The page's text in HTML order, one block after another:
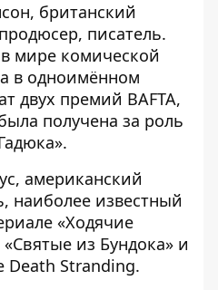
британский
писатель.
мире комической
в одноимённом
двух премий BAFTA,
получена за роль
американский
наиболее известный
«Ходячие
из Бундока» и
Death Stranding.